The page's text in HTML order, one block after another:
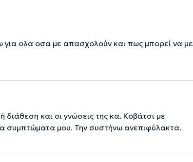
για ολα οσα με απασχολούν και πως μπορεί να με
διάθεση και οι γνώσεις της κα. Κοβάτσι με
συμπτώματα μου. Την συστήνω ανεπιφύλακτα.